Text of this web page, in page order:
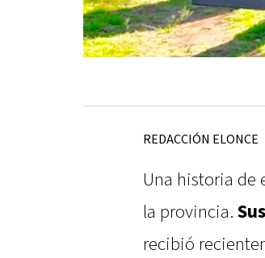
REDACCIÓN ELONCE
Una historia de
la provincia.
recibió